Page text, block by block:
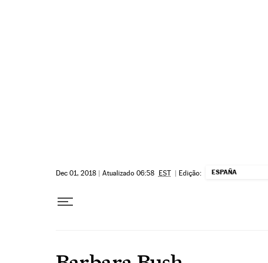
Dec 01, 2018 | Atualizado 06:58 EST | Edição: ESPAÑA